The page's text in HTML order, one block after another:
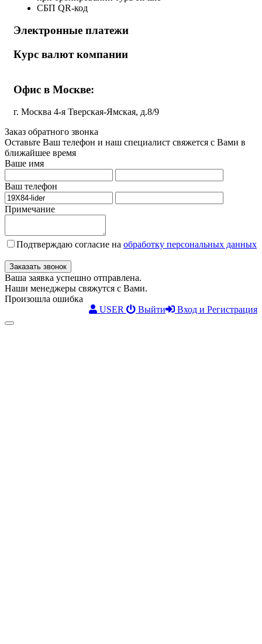
СБП QR-код
Электронные платежи
Курс валют компании
Офис в Москве:
г. Москва 4-я Тверская-Ямская, д.8/9
Заказ обратного звонка
Оставьте Ваш телефон и наш специалист свяжется с Вами в
ближайшее время
Ваше имя
Ваш телефон
Примечание
Подтверждаю согласие на обработку персональных данных
Заказать звонок
Ваша заявка успешно отправлена.
Наши менеджеры свяжутся с Вами.
Произошла ошибка
USER
Выйти Вход и Регистрация